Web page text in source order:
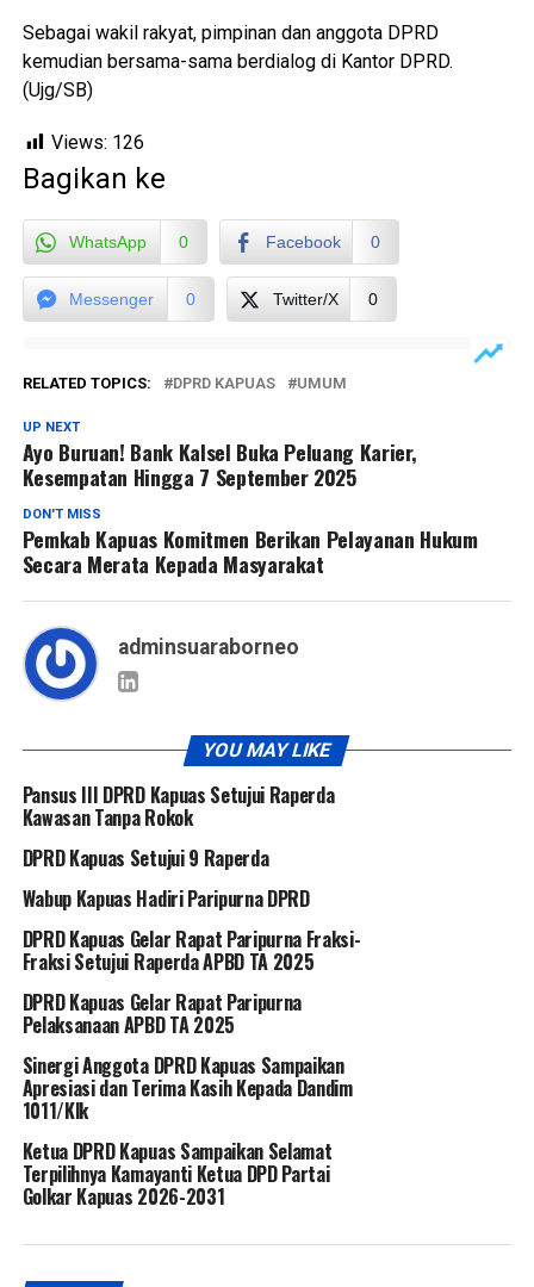
Sebagai wakil rakyat, pimpinan dan anggota DPRD
kemudian bersama-sama berdialog di Kantor DPRD.
(Ujg/SB)
Views: 126
Bagikan ke
WhatsApp 0 Facebook 0
Messenger 0 Twitter/X 0
RELATED TOPICS: DPRD KAPUAS UMUM
UP NEXT
Ayo Buruan! Bank Kalsel Buka Peluang Karier,
Kesempatan Hingga 7 September 2025
DON'T MISS
Pemkab Kapuas Komitmen Berikan Pelayanan Hukum
Secara Merata Kepada Masyarakat
adminsuaraborneo
YOU MAY LIKE
Pansus III DPRD Kapuas Setujui Raperda
Kawasan Tanpa Rokok
DPRD Kapuas Setujui 9 Raperda
Wabup Kapuas Hadiri Paripurna DPRD
DPRD Kapuas Gelar Rapat Paripurna Fraksi-
Fraksi Setujui Raperda APBD TA 2025
DPRD Kapuas Gelar Rapat Paripurna
Pelaksanaan APBD TA 2025
Sinergi Anggota DPRD Kapuas Sampaikan
Apresiasi dan Terima Kasih Kepada Dandim
1011/Klk
Ketua DPRD Kapuas Sampaikan Selamat
Terpilihnya Kamayanti Ketua DPD Partai
Golkar Kapuas 2026-2031